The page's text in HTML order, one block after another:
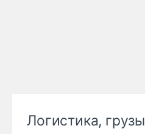
Логистика, грузы